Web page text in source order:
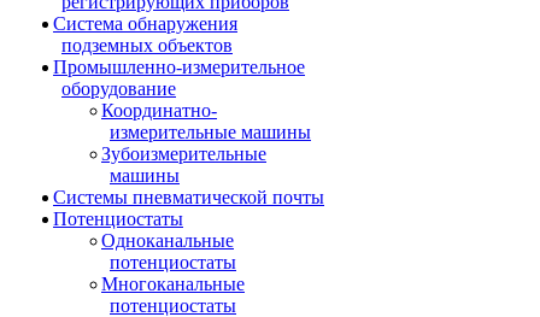
Система обнаружения
подземных объектов
Промышленно-измерительное
оборудование
Координатно-
измерительные машины
Зубоизмерительные
машины
Системы пневматической почты
Потенциостаты
Одноканальные
потенциостаты
Многоканальные
потенциостаты